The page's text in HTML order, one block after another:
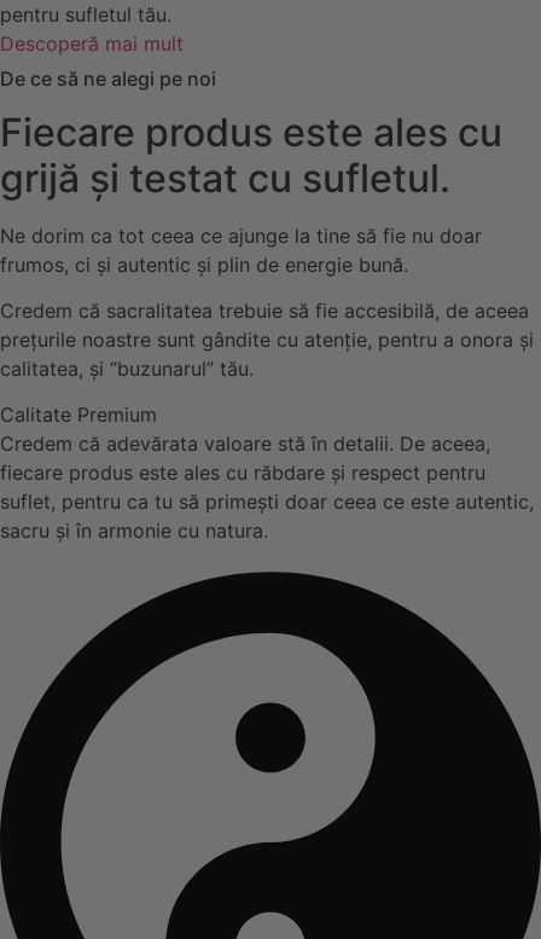
pentru sufletul tău.
Descoperă mai mult
De ce să ne alegi pe noi
Fiecare produs este ales cu
grijă și testat cu sufletul.
Ne dorim ca tot ceea ce ajunge la tine să fie nu doar
frumos, ci și autentic și plin de energie bună.
Credem că sacralitatea trebuie să fie accesibilă, de aceea
prețurile noastre sunt gândite cu atenție, pentru a onora și
calitatea, și “buzunarul” tău.
Calitate Premium
Credem că adevărata valoare stă în detalii. De aceea,
fiecare produs este ales cu răbdare și respect pentru
suflet, pentru ca tu să primești doar ceea ce este autentic,
sacru și în armonie cu natura.